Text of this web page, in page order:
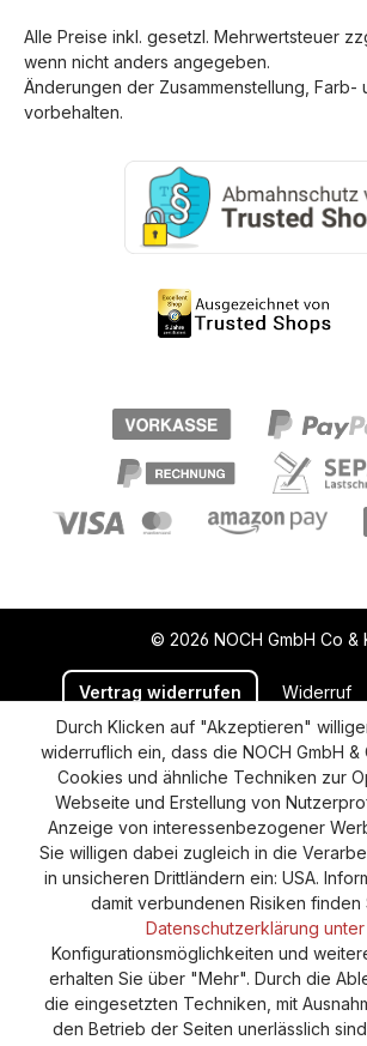
Alle Preise inkl. gesetzl. Mehrwertsteuer
wenn nicht anders angegeben.
Änderungen der Zusammenstellung, Farb-
vorbehalten.
© 2026 NOCH GmbH Co &
Vertrag widerrufen Widerruf
Versand und Zahlung AGB
Cookie-Einstellungen
Durch Klicken auf "Akzeptieren"
widerruflich ein, dass die NOCH GmbH &
Cookies und ähnliche Techniken zur
Webseite und Erstellung von
Anzeige von interessenbezogener
Sie willigen dabei zugleich in die
in unsicheren Drittländern ein: USA.
damit verbundenen Risiken finden
Datenschutzerklärung unter
Konfigurationsmöglichkeiten und
erhalten Sie über "Mehr". Durch die
die eingesetzten Techniken, mit
den Betrieb der Seiten unerlässlich